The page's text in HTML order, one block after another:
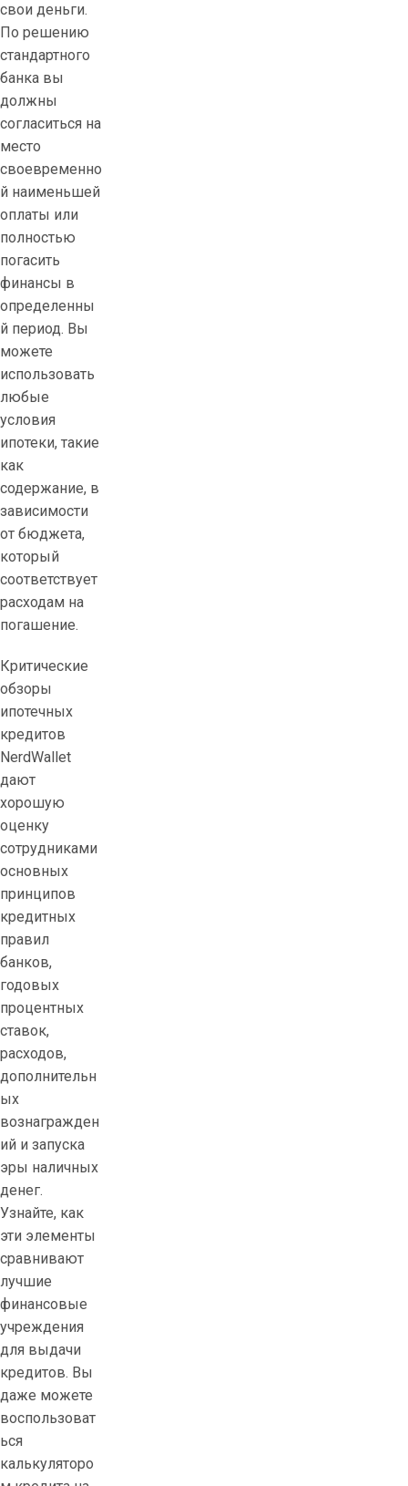
свои деньги.
По решению
стандартного
банка вы
должны
согласиться на
место
своевременно
й наименьшей
оплаты или
полностью
погасить
финансы в
определенны
й период. Вы
можете
использовать
любые
условия
ипотеки, такие
как
содержание, в
зависимости
от бюджета,
который
соответствует
расходам на
погашение.
Критические
обзоры
ипотечных
кредитов
NerdWallet
дают
хорошую
оценку
сотрудниками
основных
принципов
кредитных
правил
банков,
годовых
процентных
ставок,
расходов,
дополнительн
ых
вознагражден
ий и запуска
эры наличных
денег.
Узнайте, как
эти элементы
сравнивают
лучшие
финансовые
учреждения
для выдачи
кредитов. Вы
даже можете
воспользоват
ься
калькуляторо